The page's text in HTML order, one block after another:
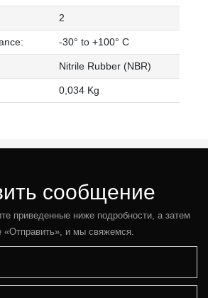
2
-30° to +100° C
Nitrile Rubber (NBR)
0,034 Kg
сообщение
приведенные ниже подробности, а затем
«Отправить», и мы свяжемся.